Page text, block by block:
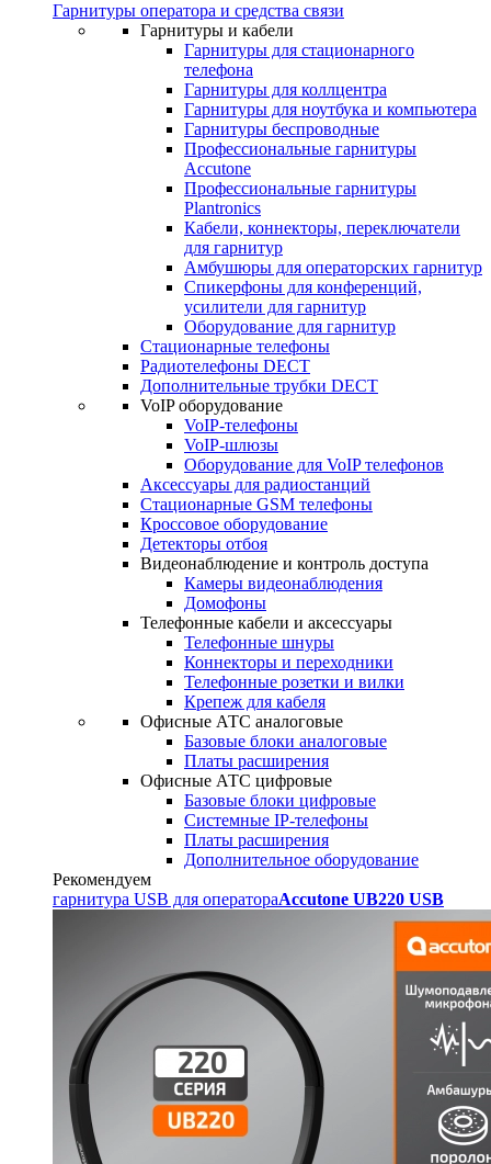
Гарнитуры оператора и средства связи
Гарнитуры и кабели
Гарнитуры для стационарного
телефона
Гарнитуры для коллцентра
Гарнитуры для ноутбука и компьютера
Гарнитуры беспроводные
Профессиональные гарнитуры
Accutone
Профессиональные гарнитуры
Plantronics
Кабели, коннекторы, переключатели
для гарнитур
Амбушюры для операторских гарнитур
Cпикерфоны для конференций,
усилители для гарнитур
Оборудование для гарнитур
Стационарные телефоны
Радиотелефоны DECT
Дополнительные трубки DECT
VoIP оборудование
VoIP-телефоны
VoIP-шлюзы
Оборудование для VoIP телефонов
Аксессуары для радиостанций
Стационарные GSM телефоны
Кроссовое оборудование
Детекторы отбоя
Видеонаблюдение и контроль доступа
Камеры видеонаблюдения
Домофоны
Телефонные кабели и аксессуары
Телефонные шнуры
Коннекторы и переходники
Телефонные розетки и вилки
Крепеж для кабеля
Офисные АТС аналоговые
Базовые блоки аналоговые
Платы расширения
Офисные АТС цифровые
Базовые блоки цифровые
Системные IP-телефоны
Платы расширения
Дополнительное оборудование
Рекомендуем
гарнитура USB для оператораAccutone UB220 USB